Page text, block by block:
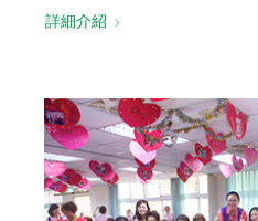
詳細介紹